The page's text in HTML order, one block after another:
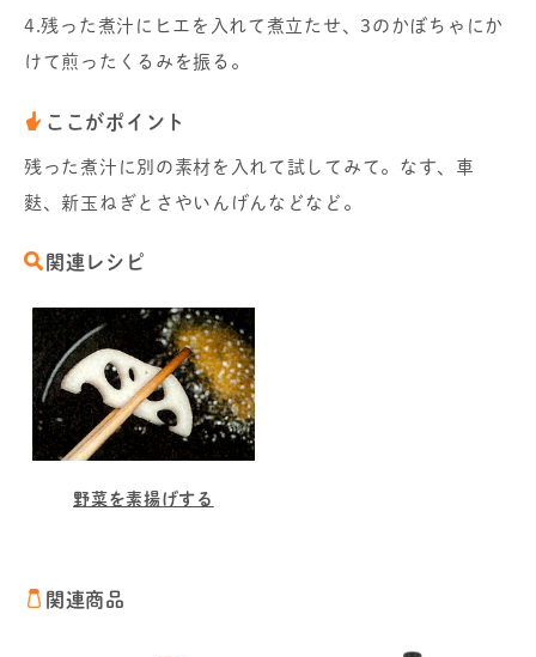
4.残った煮汁にヒエを入れて煮立たせ、3のかぼちゃにか
けて煎ったくるみを振る。
ここがポイント
残った煮汁に別の素材を入れて試してみて。なす、車
麩、新玉ねぎとさやいんげんなどなど。
関連レシピ
野菜を素揚げする
関連商品